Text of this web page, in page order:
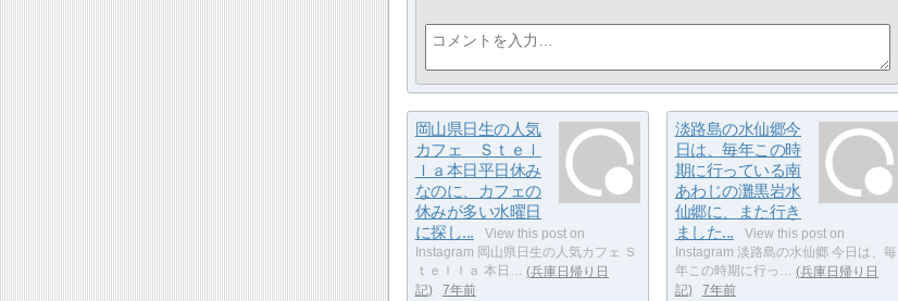
岡山県日生の人気
カフェ Ｓｔｅｌ
ｌａ本日平日休み
なのに、カフェの
休みが多い水曜日
に探し...
View this post on
Instagram 岡山県日生の人気カフェ Ｓ
ｔｅｌｌａ 本日…
兵庫日帰り日
記
7年前
淡路島の水仙郷今
日は、毎年この時
期に行っている南
あわじの灘黒岩水
仙郷に、また行き
ました...
View this post on
Instagram 淡路島の水仙郷 今日は、毎
年この時期に行っ…
兵庫日帰り日
記
7年前